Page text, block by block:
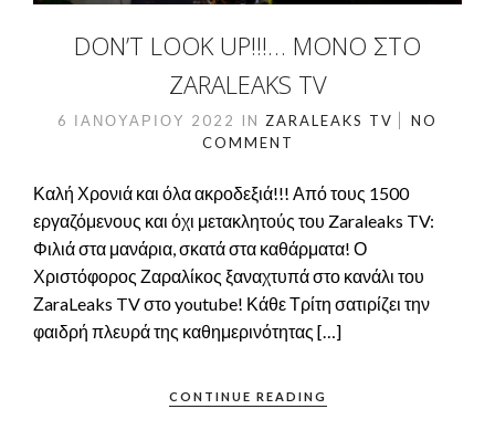
DON’T LOOK UP!!!… ΜΌΝΟ ΣΤΟ
ZARALEAKS TV
6 ΙΑΝΟΥΑΡΊΟΥ 2022 IN ZARALEAKS TV
NO
COMMENT
Καλή Χρονιά και όλα ακροδεξιά!!! Από τους 1500
εργαζόμενους και όχι μετακλητούς του Zaraleaks TV:
Φιλιά στα μανάρια, σκατά στα καθάρματα! Ο
Χριστόφορος Ζαραλίκος ξαναχτυπά στο κανάλι του
ΖaraLeaks TV στο youtube! Κάθε Τρίτη σατιρίζει την
φαιδρή πλευρά της καθημερινότητας […]
CONTINUE READING